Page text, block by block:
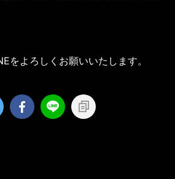
をよろしくお願いいたします。